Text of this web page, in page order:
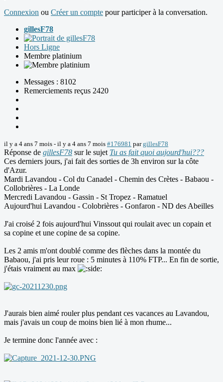
Connexion ou Créer un compte pour participer à la conversation.
gillesF78
Hors Ligne
Membre platinium
Messages : 8102
Remerciements reçus 2420
il y a 4 ans 7 mois - il y a 4 ans 7 mois #176981 pargillesF78
Réponse de gillesF78 sur le sujet Tu as fait quoi aujourd'hui???
Ces derniers jours, j'ai fait des sorties de 3h environ sur la côte
d'Azur.
Mardi Lavandou - Col du Canadel - Chemin des Crètes - Babaou -
Collobrières - La Londe
Mercredi Lavandou - Gassin - St Tropez - Ramatuel
Aujourd'hui Lavandou - Colobrières - Gonfaron - ND des Abeilles
J'ai croisé 2 fois aujourd'hui Vinssout qui roulait avec un copain et
sa copine et une copine de sa copine.
Les 2 amis m'ont doublé comme des flèches dans la montée du
Babaou, j'ai pris leur roue : 5 minutes à 110% FTP... En fin de sortie,
j'étais vraiment au max
J'aurais bien aimé rouler plus pendant ces vacances au Lavandou,
mais j'avais un coup de moins bien lié à mon rhume...
Je termine donc l'année avec :